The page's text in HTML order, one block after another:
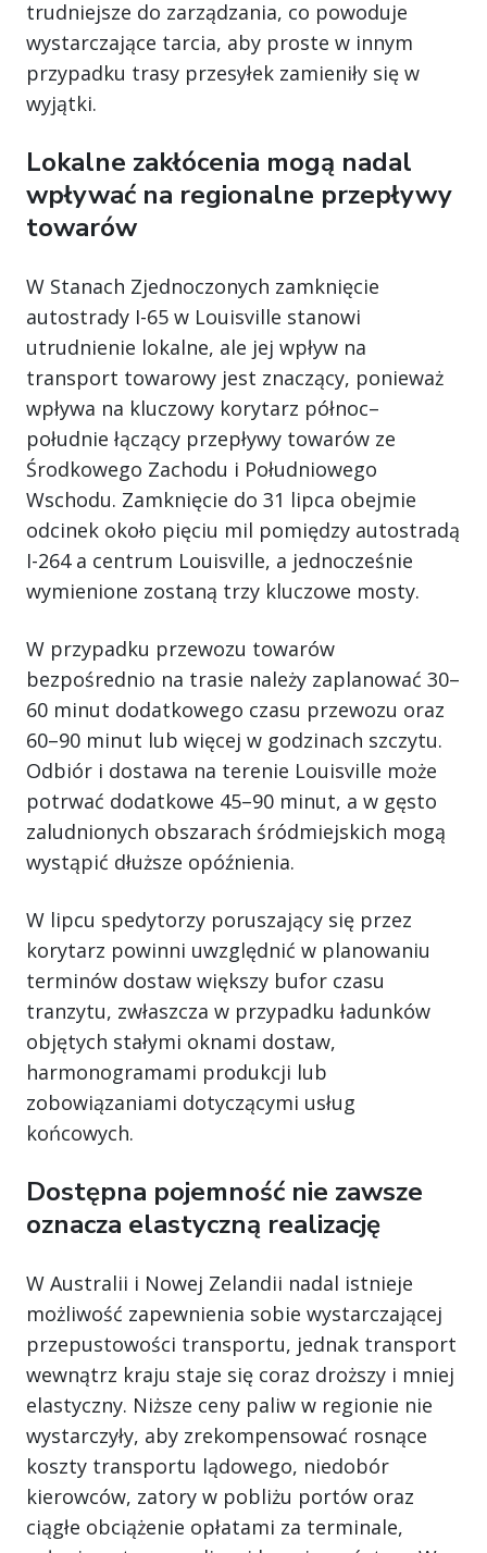
trudniejsze do zarządzania, co powoduje
wystarczające tarcia, aby proste w innym
przypadku trasy przesyłek zamieniły się w
wyjątki.
Lokalne zakłócenia mogą nadal
wpływać na regionalne przepływy
towarów
W Stanach Zjednoczonych zamknięcie
autostrady I-65 w Louisville stanowi
utrudnienie lokalne, ale jej wpływ na
transport towarowy jest znaczący, ponieważ
wpływa na kluczowy korytarz północ–
południe łączący przepływy towarów ze
Środkowego Zachodu i Południowego
Wschodu. Zamknięcie do 31 lipca obejmie
odcinek około pięciu mil pomiędzy autostradą
I-264 a centrum Louisville, a jednocześnie
wymienione zostaną trzy kluczowe mosty.
W przypadku przewozu towarów
bezpośrednio na trasie należy zaplanować 30–
60 minut dodatkowego czasu przewozu oraz
60–90 minut lub więcej w godzinach szczytu.
Odbiór i dostawa na terenie Louisville może
potrwać dodatkowe 45–90 minut, a w gęsto
zaludnionych obszarach śródmiejskich mogą
wystąpić dłuższe opóźnienia.
W lipcu spedytorzy poruszający się przez
korytarz powinni uwzględnić w planowaniu
terminów dostaw większy bufor czasu
tranzytu, zwłaszcza w przypadku ładunków
objętych stałymi oknami dostaw,
harmonogramami produkcji lub
zobowiązaniami dotyczącymi usług
końcowych.
Dostępna pojemność nie zawsze
oznacza elastyczną realizację
W Australii i Nowej Zelandii nadal istnieje
możliwość zapewnienia sobie wystarczającej
przepustowości transportu, jednak transport
wewnątrz kraju staje się coraz droższy i mniej
elastyczny. Niższe ceny paliw w regionie nie
wystarczyły, aby zrekompensować rosnące
koszty transportu lądowego, niedobór
kierowców, zatory w pobliżu portów oraz
ciągłe obciążenie opłatami za terminale,